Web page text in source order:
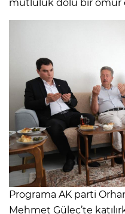
mutluluk dolu bir ömür
Programa AK parti
Mehmet Güleç’te